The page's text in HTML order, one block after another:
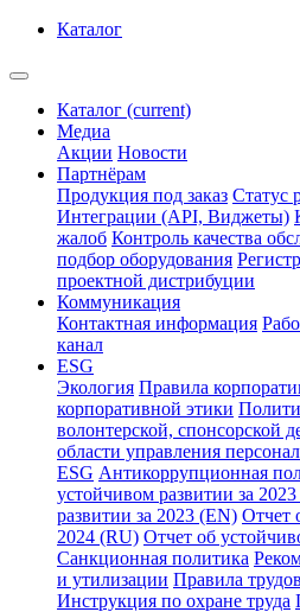
Каталог
Каталог (current)
Медиа
Акции Новости
Партнёрам
Продукция под заказ Статус
Интеграции (API, Виджеты)
жалоб Контроль качества
подбор оборудования
проектной дистрибуции
Коммуникация
Контактная информация
канал
ESG
Экология Правила
корпоративной этики
волонтерской, спонсорской
области управления
ESG Антикоррупционная
устойчивом развитии за
развитии за 2023 (EN) Отчет
2024 (RU) Отчет об
Санкционная политика
и утилизации Правила
Инструкция по охране труда